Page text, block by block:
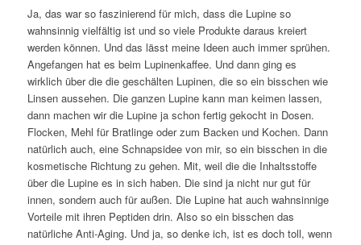
Ja, das war so faszinierend für mich, dass die Lupine so
wahnsinnig vielfältig ist und so viele Produkte daraus kreiert
werden können. Und das lässt meine Ideen auch immer sprühen.
Angefangen hat es beim Lupinenkaffee. Und dann ging es
wirklich über die die geschälten Lupinen, die so ein bisschen wie
Linsen aussehen. Die ganzen Lupine kann man keimen lassen,
dann machen wir die Lupine ja schon fertig gekocht in Dosen.
Flocken, Mehl für Bratlinge oder zum Backen und Kochen. Dann
natürlich auch, eine Schnapsidee von mir, so ein bisschen in die
kosmetische Richtung zu gehen. Mit, weil die die Inhaltsstoffe
über die Lupine es in sich haben. Die sind ja nicht nur gut für
innen, sondern auch für außen. Die Lupine hat auch wahnsinnige
Vorteile mit ihren Peptiden drin. Also so ein bisschen das
natürliche Anti-Aging. Und ja, so denke ich, ist es doch toll, wenn